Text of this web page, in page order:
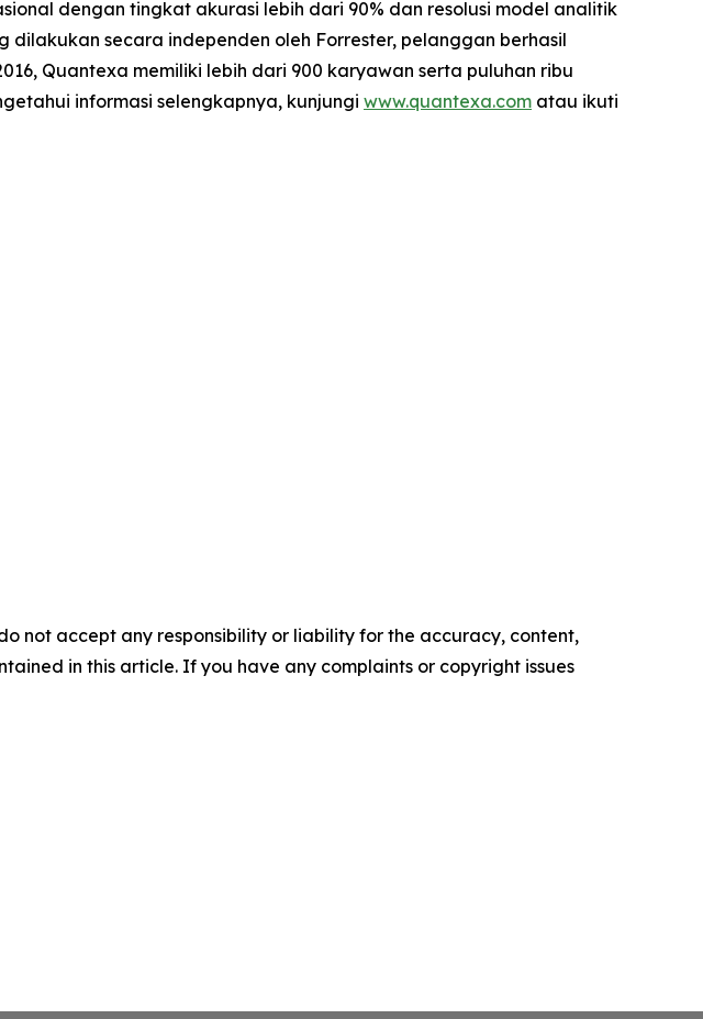
dengan tingkat akurasi lebih dari 90% dan resolusi model analitik
secara independen oleh Forrester, pelanggan berhasil
Quantexa memiliki lebih dari 900 karyawan serta puluhan ribu
informasi selengkapnya, kunjungi www.quantexa.com atau ikuti
not accept any responsibility or liability for the accuracy, content,
in this article. If you have any complaints or copyright issues